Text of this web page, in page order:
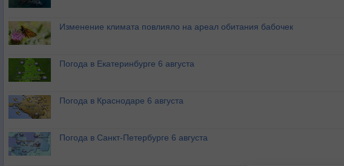
Изменение климата повлияло на ареал обитания бабочек
Погода в Екатеринбурге 6 августа
Погода в Краснодаре 6 августа
Погода в Санкт-Петербурге 6 августа